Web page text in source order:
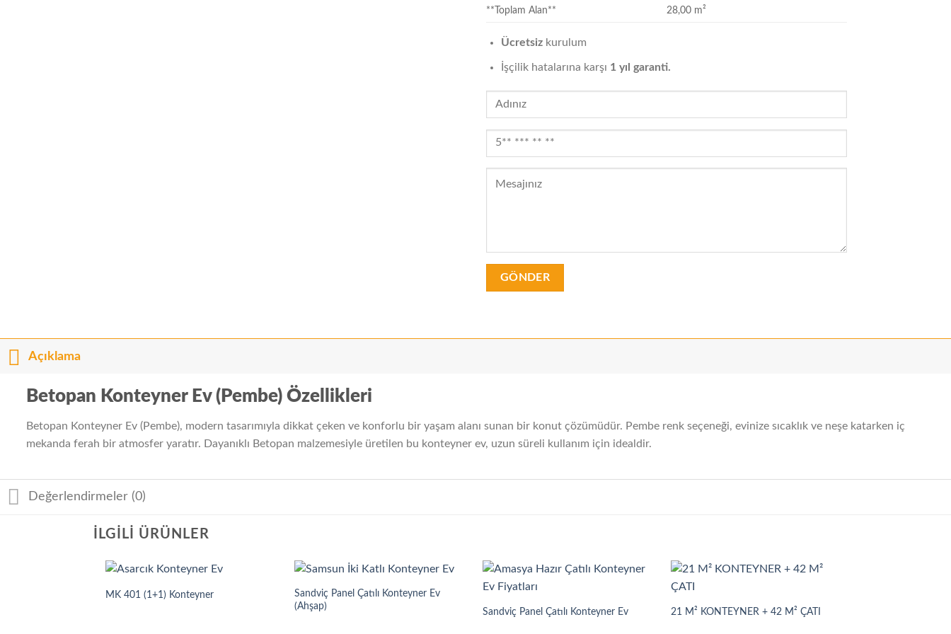
**Toplam Alan** 28,00 m²
Ücretsizkurulum
İşçilik hatalarına karşı 1 yıl garanti.
Açıklama
Betopan Konteyner Ev (Pembe) Özellikleri
Betopan Konteyner Ev (Pembe), modern tasarımıyla dikkat çeken ve konforlu bir yaşam alanı sunan bir konut çözümüdür. Pembe renk seçeneği, evinize sıcaklık ve neşe katarken iç
mekanda ferah bir atmosfer yaratır. Dayanıklı Betopan malzemesiyle üretilen bu konteyner ev, uzun süreli kullanım için idealdir.
Değerlendirmeler (0)
İLGILI ÜRÜNLER
MK 401 (1+1) Konteyner
Sandviç Panel Çatılı Konteyner Ev
(Ahşap)
Sandviç Panel Çatılı Konteyner Ev 21 M² KONTEYNER + 42 M² ÇATI